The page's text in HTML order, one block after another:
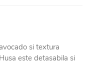
si textura
este detasabila si